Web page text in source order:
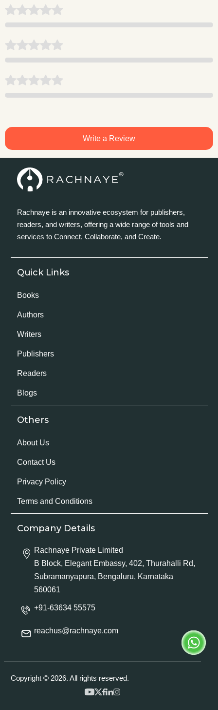
Write a Review
Rachnaye is an innovative ecosystem for publishers,
readers, and writers, offering a wide range of tools and
services to Connect, Collaborate, and Create.
Quick Links
Books
Authors
Writers
Publishers
Readers
Blogs
Others
About Us
Contact Us
Privacy Policy
Terms and Conditions
Company Details
Rachnaye Private Limited
B Block, Elegant Embassy, 402, Thurahalli Rd,
Subramanyapura, Bengaluru, Karnataka
560061
+91-63634 55575
reachus@rachnaye.com
Copyright © 2026. All rights reserved.